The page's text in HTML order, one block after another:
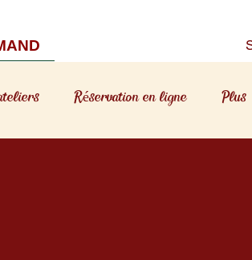
Réservation en ligne Plus